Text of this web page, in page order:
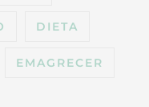
DIETA
EMAGRECER